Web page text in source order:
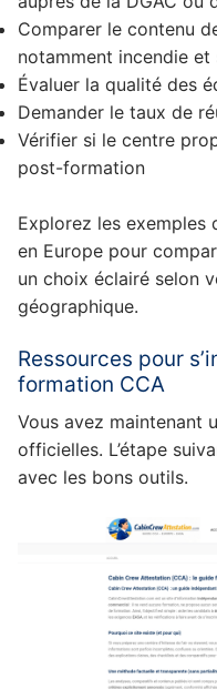
Comparer le contenu
notamment incendie et
Évaluer la qualité des
Demander le taux de
Vérifier si le centre
post-formation
Explorez les exemples
en Europe pour
un choix éclairé selon
géographique.
Ressources pour
formation CCA
Vous avez maintenant
officielles. L’étape
avec les bons outils.